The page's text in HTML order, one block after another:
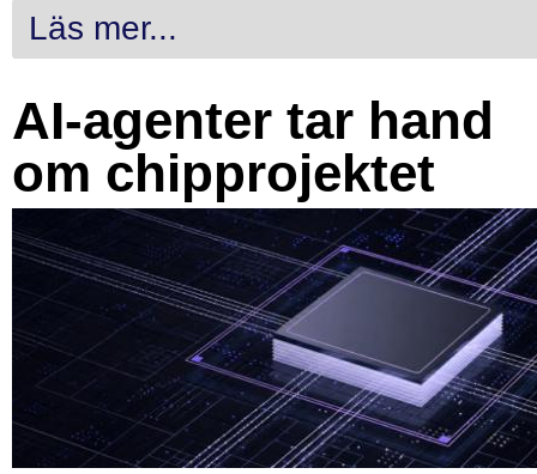
Läs mer...
AI-agenter tar hand
om chipprojektet